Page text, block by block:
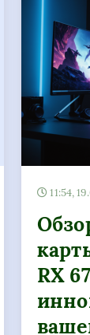
11:54,
RX